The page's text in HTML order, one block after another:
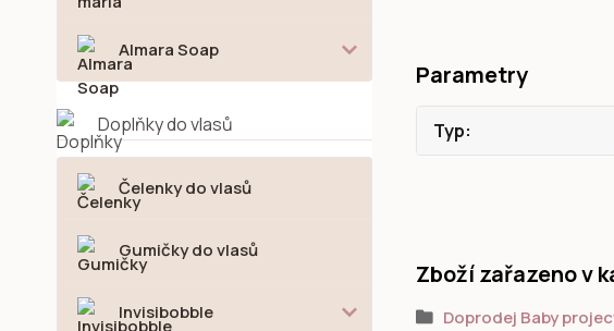
Almara Soap
Doplňky do vlasů
Čelenky do vlasů
Gumičky do vlasů
Invisibobble
Parametry
Typ
Zboží zařazeno v
Doprodej Baby